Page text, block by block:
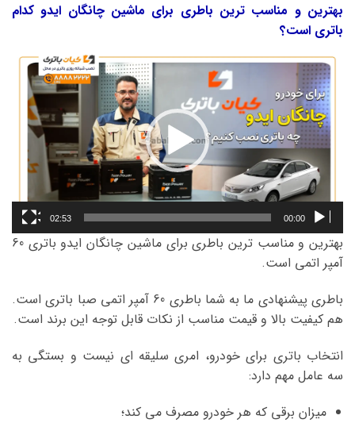
بهترین و مناسب ترین باطری برای ماشین چانگان ایدو کدام
باتری است؟
نمایشگر
ویدیو
00:00
02:53
بهترین و مناسب ترین باطری برای ماشین چانگان ایدو باتری 60
آمپر اتمی است.
باطری پیشنهادی ما به شما باطری 60 آمپر اتمی صبا باتری است.
هم کیفیت بالا و قیمت مناسب از نکات قابل توجه این برند است.
انتخاب باتری برای خودرو، امری سلیقه ای نیست و بستگی به
سه عامل مهم دارد:
میزان برقی که هر خودرو مصرف می کند؛